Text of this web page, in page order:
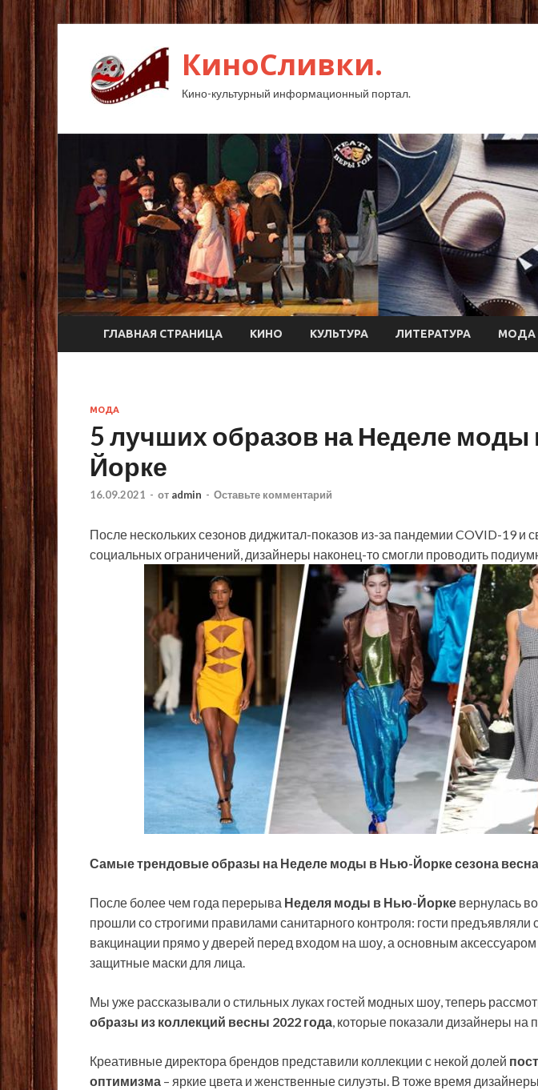
КиноСливки.
Кино-культурный информационный портал.
ГЛАВНАЯ СТРАНИЦА КИНО КУЛЬТУРА ЛИТЕРАТУРА МОДА
МОДА
5 лучших образов на Неделе
Йорке
16.09.2021 - от admin - Оставьте комментарий
После нескольких сезонов диджитал-показов из-за пандемии COVID-19 и
социальных ограничений, дизайнеры наконец-то смогли проводить
Самые трендовые образы на Неделе моды в Нью-Йорке сезона
После более чем года перерыва Неделя моды в Нью-Йорке вернулась
прошли со строгими правилами санитарного контроля: гости предъявляли
вакцинации прямо у дверей перед входом на шоу, а основным
защитные маски для лица.
Мы уже рассказывали о стильных луках гостей модных шоу, теперь
образы из коллекций весны 2022 года, которые показали дизайнеры на
Креативные директора брендов представили коллекции с некой долей
оптимизма – яркие цвета и женственные силуэты. В тоже время